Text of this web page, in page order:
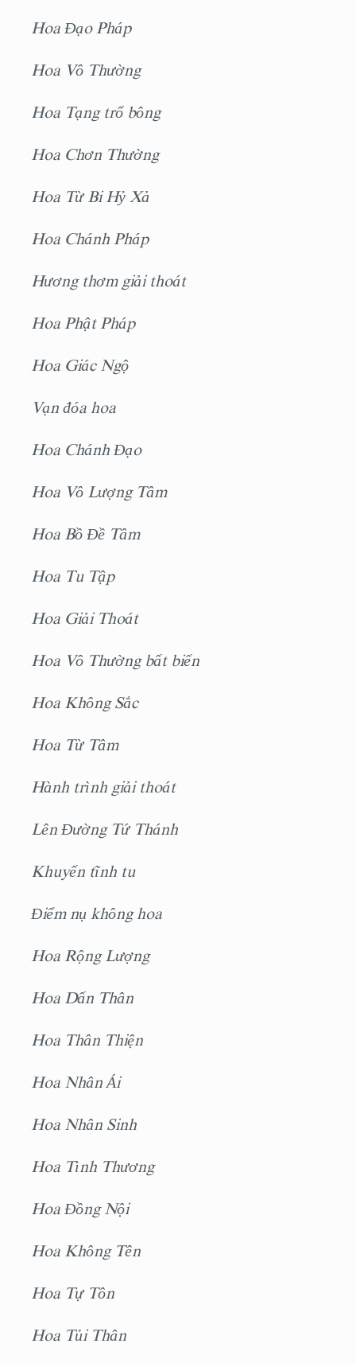
Hoa Ðạo Pháp
Hoa Vô Thường
Hoa Tạng trổ bông
Hoa Chơn Thường
Hoa Từ Bi Hỷ Xả
Hoa Chánh Pháp
Hương thơm giải thoát
Hoa Phật Pháp
Hoa Giác Ngộ
Vạn đóa hoa
Hoa Chánh Ðạo
Hoa Vô Lượng Tâm
Hoa Bồ Ðề Tâm
Hoa Tu Tập
Hoa Giải Thoát
Hoa Vô Thường bất biến
Hoa Không Sắc
Hoa Từ Tâm
Hành trình giải thoát
Lên Ðường Tứ Thánh
Khuyến tĩnh tu
Ðiểm nụ không hoa
Hoa Rộng Lượng
Hoa Dấn Thân
Hoa Thân Thiện
Hoa Nhân Ái
Hoa Nhân Sinh
Hoa Tình Thương
Hoa Ðồng Nội
Hoa Không Tên
Hoa Tự Tôn
Hoa Tủi Thân